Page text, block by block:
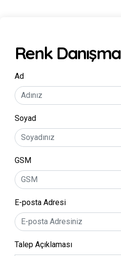
Renk Danışma
Ad
Soyad
GSM
E-posta Adresi
Talep Açıklaması